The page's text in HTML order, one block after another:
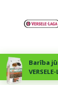
Barība
Cavia,